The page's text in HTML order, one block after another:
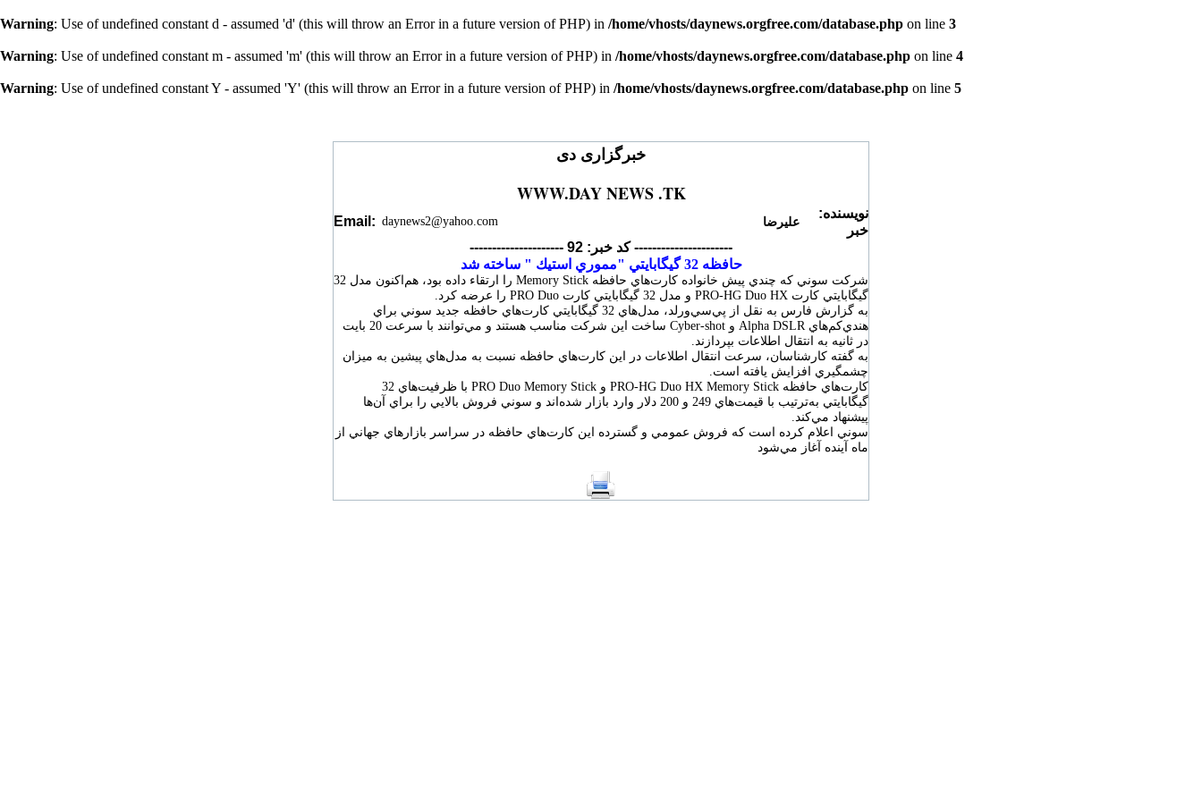
Warning: Use of undefined constant d - assumed 'd' (this will throw an Error in a future version of PHP) in /home/vhosts/daynews.orgfree.com/database.php on line 3
Warning: Use of undefined constant m - assumed 'm' (this will throw an Error in a future version of PHP) in /home/vhosts/daynews.orgfree.com/database.php on line 4
Warning: Use of undefined constant Y - assumed 'Y' (this will throw an Error in a future version of PHP) in /home/vhosts/daynews.orgfree.com/database.php on line 5
خبرگزاری دی
WWW.DAY NEWS .TK
Email: daynews2@yahoo.com علیرضا
:نويسنده
خبر
--------------------- کد خبر: 92 ----------------------
حافظه 32 گيگابايتي "مموري استيك " ساخته شد
شركت سوني كه چندي پيش خانواده كارت‌هاي حافظه Memory Stick را ارتقاء داده بود، هم‌اكنون مدل 32
گيگابايتي كارت‌ PRO-HG Duo HX و مدل 32 گيگابايتي كارت PRO Duo را عرضه كرد.
به گزارش فارس به نقل از پي‌سي‌ورلد، مدل‌هاي 32 گيگابايتي كارت‌هاي حافظه جديد سوني براي
هندي‌كم‌هاي Alpha DSLR و Cyber-shot ساخت اين شركت مناسب هستند و مي‌توانند با سرعت 20 بايت
در ثانيه به انتقال اطلاعات بپردازند.
به گفته كارشناسان، سرعت انتقال اطلاعات در اين كارت‌هاي حافظه نسبت به مدل‌هاي پيشين به ميزان
چشمگيري افزايش يافته است.
كارت‌هاي حافظه PRO-HG Duo HX Memory Stick و PRO Duo Memory Stick با ظرفيت‌هاي 32
گيگابايتي به‌ترتيب با قيمت‌هاي 249 و 200 دلار وارد بازار شده‌اند و سوني فروش بالايي را براي آن‌ها
پيشنهاد مي‌كند.
سوني اعلام كرده است كه فروش عمومي و گسترده اين كارت‌هاي حافظه در سراسر بازارهاي جهاني از
ماه آينده آغاز مي‌شود